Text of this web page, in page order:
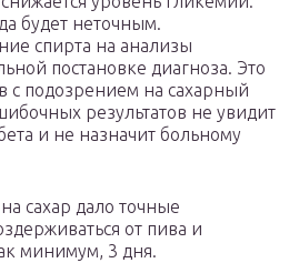
будет неточным.
спирта на анализы
постановке диагноза. Это
с подозрением на сахарный
результатов не увидит
и не назначит больному
сахар дало точные
от пива и
минимум, 3 дня.